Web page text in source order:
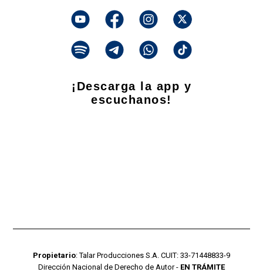
¡Descarga la app y
escuchanos!
Propietario: Talar Producciones S.A. CUIT: 33-71448833-9
Dirección Nacional de Derecho de Autor - EN TRÁMITE